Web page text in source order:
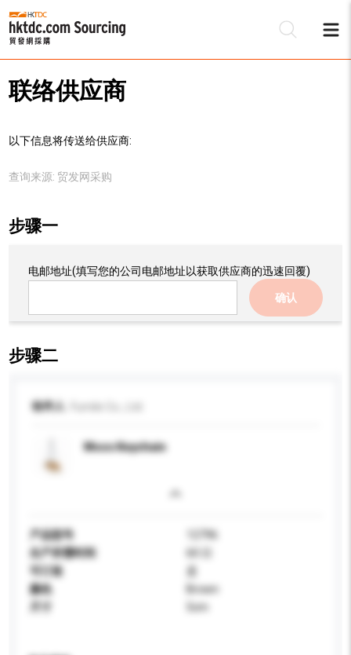
联络供应商
以下信息将传送给供应商:
查询来源: 贸发网采购
步骤一
电邮地址(填写您的公司电邮地址以获取供应商的迅速回覆)
确认
步骤二
收件人
Moos Keychain
产品型号
12796
生产所需时间
60 日
可订造
是
颜色
Brown
5cm